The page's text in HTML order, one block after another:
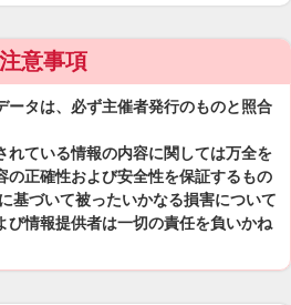
注意事項
ータは、必ず主催者発行のものと照合
れている情報の内容に関しては万全を
の正確性および安全性を保証するもの
基づいて被ったいかなる損害について
び情報提供者は一切の責任を負いかね